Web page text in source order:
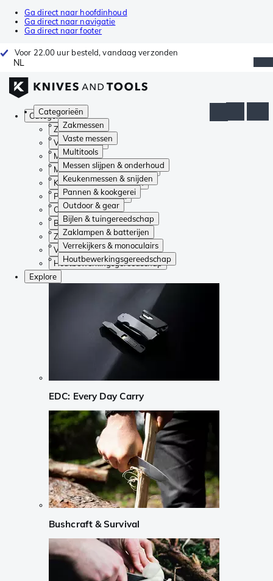
Ga direct naar hoofdinhoud
Ga direct naar navigatie
Ga direct naar footer
Voor 22.00 uur besteld, vandaag verzonden
NL
Categorieën
Zakmessen
Vaste messen
Multitools
Messen slijpen & onderhoud
Keukenmessen & snijden
Pannen & kookgerei
Outdoor & gear
Bijlen & tuingereedschap
Zaklampen & batterijen
Verrekijkers & monoculairs
Houtbewerkingsgereedschap
Categorieën
Zakmessen
Vaste messen
Multitools
Messen slijpen & onderhoud
Keukenmessen & snijden
Pannen & kookgerei
Outdoor & gear
Bijlen & tuingereedschap
Zaklampen & batterijen
Verrekijkers & monoculairs
Houtbewerkingsgereedschap
Explore
EDC: Every Day Carry
Bushcraft & Survival